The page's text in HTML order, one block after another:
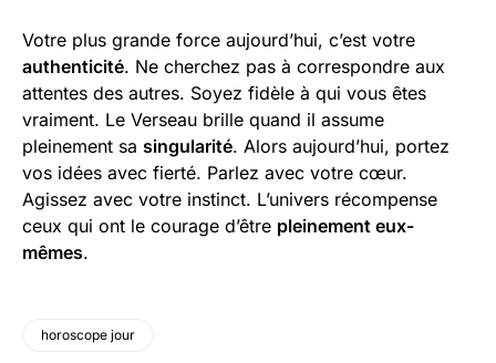
Votre plus grande force aujourd’hui, c’est votre
authenticité. Ne cherchez pas à correspondre aux
attentes des autres. Soyez fidèle à qui vous êtes
vraiment. Le Verseau brille quand il assume
pleinement sa singularité. Alors aujourd’hui, portez
vos idées avec fierté. Parlez avec votre cœur.
Agissez avec votre instinct. L’univers récompense
ceux qui ont le courage d’être pleinement eux-
mêmes.
horoscope jour